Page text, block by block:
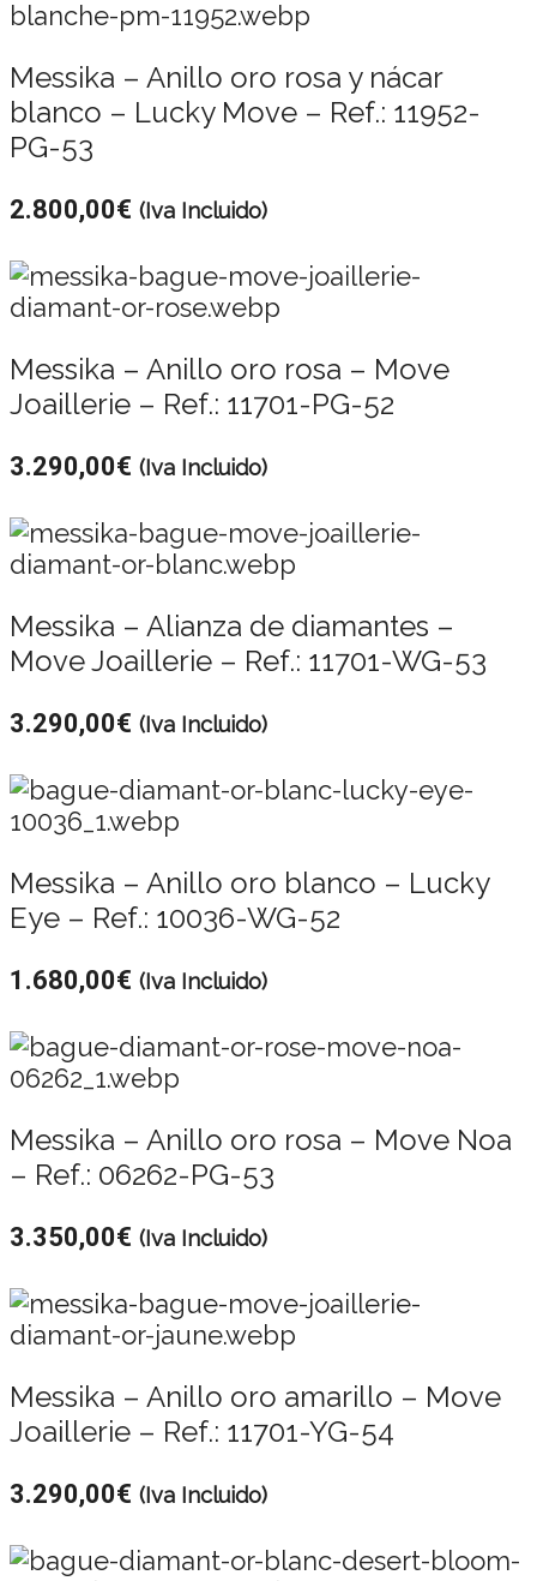
Messika – Anillo oro rosa y nácar
blanco – Lucky Move – Ref.: 11952-
PG-53
2.800,00€ (Iva Incluido)
Messika – Anillo oro rosa – Move
Joaillerie – Ref.: 11701-PG-52
3.290,00€ (Iva Incluido)
Messika – Alianza de diamantes –
Move Joaillerie – Ref.: 11701-WG-53
3.290,00€ (Iva Incluido)
Messika – Anillo oro blanco – Lucky
Eye – Ref.: 10036-WG-52
1.680,00€ (Iva Incluido)
Messika – Anillo oro rosa – Move Noa
– Ref.: 06262-PG-53
3.350,00€ (Iva Incluido)
Messika – Anillo oro amarillo – Move
Joaillerie – Ref.: 11701-YG-54
3.290,00€ (Iva Incluido)